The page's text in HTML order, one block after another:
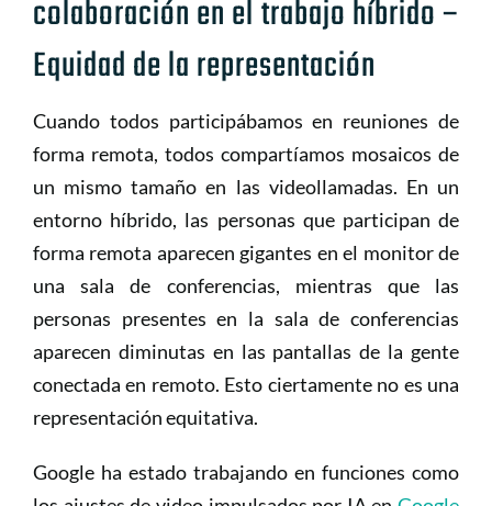
colaboración en el trabajo híbrido –
Equidad de la representación
Cuando todos participábamos en reuniones de
forma remota, todos compartíamos mosaicos de
un mismo tamaño en las videollamadas. En un
entorno híbrido, las personas que participan de
forma remota aparecen gigantes en el monitor de
una sala de conferencias, mientras que las
personas presentes en la sala de conferencias
aparecen diminutas en las pantallas de la gente
conectada en remoto. Esto ciertamente no es una
representación equitativa.
Google ha estado trabajando en funciones como